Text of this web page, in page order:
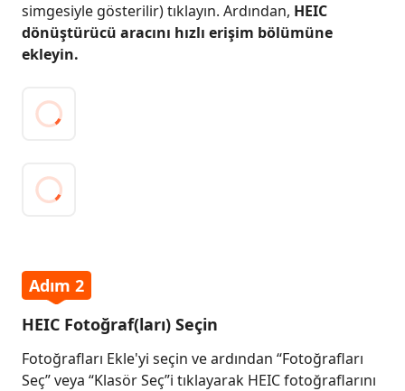
simgesiyle gösterilir) tıklayın. Ardından, HEIC
dönüştürücü aracını hızlı erişim bölümüne
ekleyin.
Adım 2
HEIC Fotoğraf(ları) Seçin
Fotoğrafları Ekle'yi seçin ve ardından “Fotoğrafları
Seç” veya “Klasör Seç”i tıklayarak HEIC fotoğraflarını